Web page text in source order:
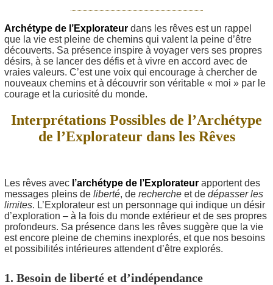
Archétype de l’Explorateur dans les rêves est un rappel
que la vie est pleine de chemins qui valent la peine d’être
découverts. Sa présence inspire à voyager vers ses propres
désirs, à se lancer des défis et à vivre en accord avec de
vraies valeurs. C’est une voix qui encourage à chercher de
nouveaux chemins et à découvrir son véritable « moi » par le
courage et la curiosité du monde.
Interprétations Possibles de l’Archétype
de l’Explorateur dans les Rêves
Les rêves avec l’archétype de l’Explorateur apportent des
messages pleins de liberté, de recherche et de dépasser les
limites. L’Explorateur est un personnage qui indique un désir
d’exploration – à la fois du monde extérieur et de ses propres
profondeurs. Sa présence dans les rêves suggère que la vie
est encore pleine de chemins inexplorés, et que nos besoins
et possibilités intérieures attendent d’être explorés.
1. Besoin de liberté et d’indépendance